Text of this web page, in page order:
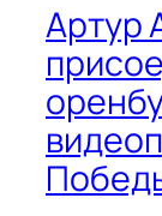
Артур